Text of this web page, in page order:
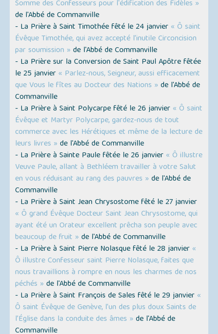
Somme des Confesseurs pour l'édification des Fidèles »
de l'Abbé de Commanville
- La Prière à Saint Timothée fêté le 24 janvier « Ô saint
Évêque Timothée, qui avez accepté l’inutile Circoncision
par soumission » de l'Abbé de Commanville
- La Prière sur la Conversion de Saint Paul Apôtre fêtée
le 25 janvier « Parlez-nous, Seigneur, aussi efficacement
que Vous le fîtes au Docteur des Nations » de l'Abbé de
Commanville
- La Prière à Saint Polycarpe fêté le 26 janvier « Ô saint
Évêque et Martyr Polycarpe, gardez-nous de tout
commerce avec les Hérétiques et même de la lecture de
leurs livres » de l'Abbé de Commanville
- La Prière à Sainte Paule fêtée le 26 janvier « Ô illustre
Veuve Paule, allant à Bethléem travailler à votre Salut
en vous réduisant au rang des pauvres » de l'Abbé de
Commanville
- La Prière à Saint Jean Chrysostome fêté le 27 janvier
« Ô grand Évêque Docteur Saint Jean Chrysostome, qui
ayant été un Orateur excellent prêcha son peuple avec
beaucoup de fruit » de l'Abbé de Commanville
- La Prière à Saint Pierre Nolasque fêté le 28 janvier «
Ô illustre Confesseur saint Pierre Nolasque, faites que
nous travaillions à rompre en nous les charmes de nos
péchés » de l'Abbé de Commanville
- La Prière à Saint François de Sales fêté le 29 janvier «
Ô saint Évêque de Genève, l’un des plus doux Saints de
l’Église dans la conduite des âmes » de l'Abbé de